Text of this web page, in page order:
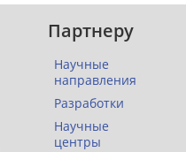
Партнеру
Научные
направления
Разработки
Научные
центры